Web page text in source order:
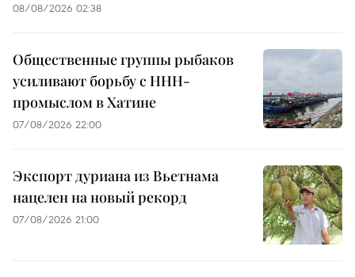
08/08/2026 02:38
Общественные группы рыбаков
усиливают борьбу с ННН-
промыслом в Хатине
07/08/2026 22:00
Экспорт дуриана из Вьетнама
нацелен на новый рекорд
07/08/2026 21:00